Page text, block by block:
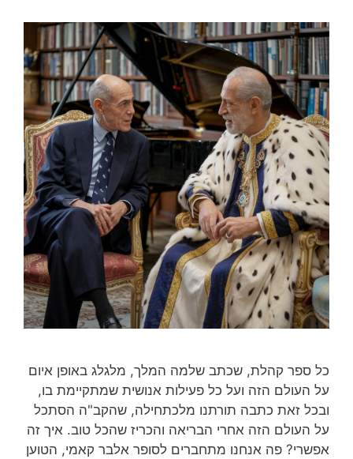
כל ספר קהלת, שכתב שלמה המלך, מלגלג באופן איום
על העולם הזה ועל כל פעילות אנושית שמתקיימת בו,
ובכל זאת כתבה תורתנו מלכתחילה, שהקב"ה הסתכל
על העולם הזה אחרי הבריאה והכריז שהכל טוב. איך זה
אפשרי? פה אנחנו מתחברים לסופר אלבר קאמי, הטוען